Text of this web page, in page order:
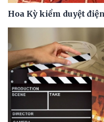
Hoa Kỳ kiểm duyệt